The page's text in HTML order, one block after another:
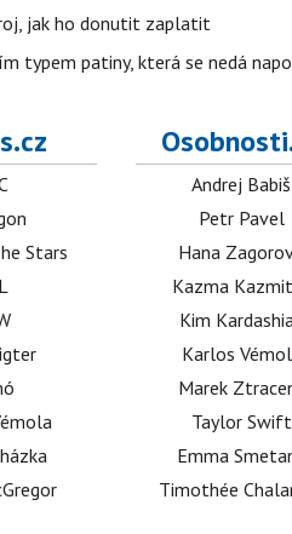
jak ho donutit zaplatit
typem patiny, která se nedá
Stars
Andrej Babiš
Petr Pavel
Hana
Kazma
Kim
Karlos
Marek
Taylor Swift
Emma
Timothée